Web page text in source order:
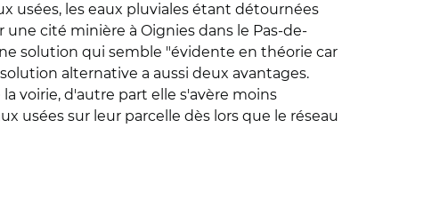
usées, les eaux pluviales étant détournées
cité minière à Oignies dans le Pas-de-
solution qui semble "évidente en théorie car
alternative a aussi deux avantages.
voirie, d'autre part elle s'avère moins
usées sur leur parcelle dès lors que le réseau